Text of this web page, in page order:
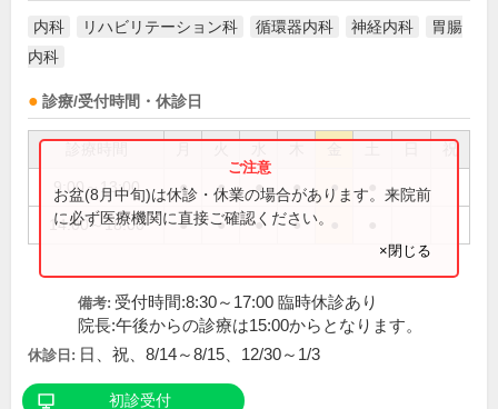
内科 リハビリテーション科 循環器内科 神経内科
胃腸
内科
診療/受付時間・休診日
祝
9:00～13:00 ● ● ● ● ●
14:00～18:00 ● ● ● ●
お盆(8月中旬)は休診・休業の場合があります。来院前
に必ず医療機関に直接ご確認ください。
×閉じる
備考: 受付時間:8:30～17:00 臨時休診あり
院長:午後からの診療は15:00からとなります。
休診日: 日、祝、8/14～8/15、12/30～1/3
初診受付